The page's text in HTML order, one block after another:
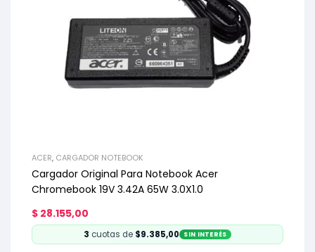
ACER, CARGADOR NOTEBOOK
Cargador Original Para Notebook Acer
Chromebook 19V 3.42A 65W 3.0X1.0
$ 28.155,00
3 cuotas de $9.385,00 SIN INTERÉS